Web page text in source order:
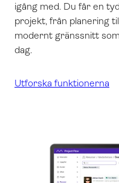
igång med. Du får en
projekt, från planering
modernt gränssnitt
dag.
Utforska funktionerna